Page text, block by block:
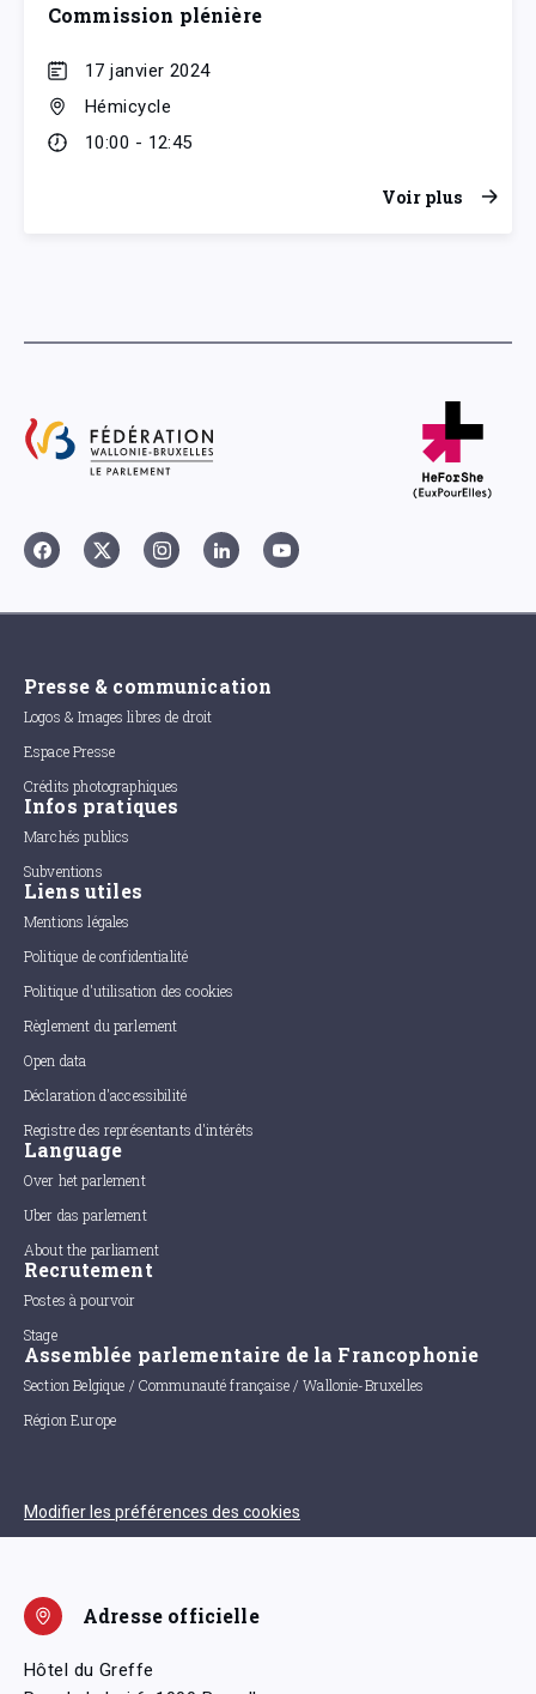
Commission plénière
17 janvier 2024
Hémicycle
10:00 - 12:45
Voir plus
Presse & communication
Logos & Images libres de droit
Espace Presse
Crédits photographiques
Infos pratiques
Marchés publics
Subventions
Liens utiles
Mentions légales
Politique de confidentialité
Politique d'utilisation des cookies
Règlement du parlement
Open data
Déclaration d'accessibilité
Registre des représentants d'intérêts
Language
Over het parlement
Uber das parlement
About the parliament
Recrutement
Postes à pourvoir
Stage
Assemblée parlementaire de la Francophonie
Section Belgique / Communauté française / Wallonie-Bruxelles
Région Europe
Modifier les préférences des cookies
Adresse officielle
Hôtel du Greffe